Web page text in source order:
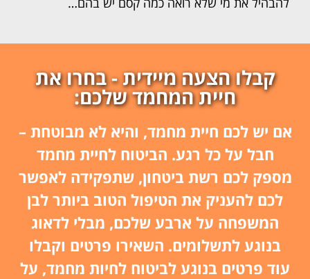
קבלו הצעה מיידית - בחרו את
חיית המחמד שלכם:
אם יש לכם חיית מחמד, והיא לא מבוטחת –
חבל על כל רגע. הביטוח לחיית מחמד
מספק לכם רשת ביטחון, שתפקידה לאפשר
לכם להעניק את הטיפול הטוב ביותר לבן
המשפחה על ארבע שלכם, מבלי לדאוג
בנוגע לתשלומים. השאירו פרטים וקבלו
עוד פרטים בנוגע לביטוח לחיות מחמד, על